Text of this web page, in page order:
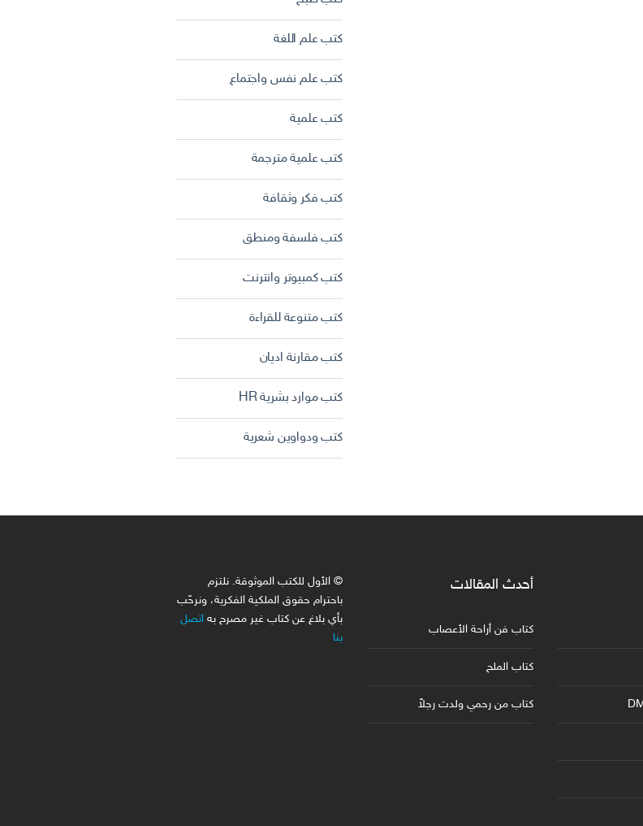
كتب علم اللغة
كتب علم نفس واجتماع
كتب علمية
كتب علمية مترجمة
كتب فكر وثقافة
كتب فلسفة ومنطق
كتب كمبيوتر وانترنت
كتب متنوعة للقراءة
كتب مقارنة اديان
كتب موارد بشرية HR
كتب ودواوين شعرية
أحدث المقالات
كتاب فن أراحة الأعصاب
كتاب الملح
كتاب من رحمي ولدت رجلاً
© الأول للكتب الموثوقة. نلتزم
باحترام حقوق الملكية الفكرية، ونرحّب
بأي بلاغ عن كتاب غير مصرح به اتصل
بنا